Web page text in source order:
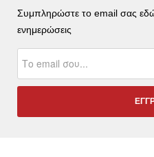
Συμπληρώστε το email σας εδώ
ενημερώσεις